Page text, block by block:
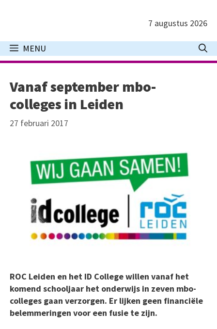
inhoud
7 augustus 2026
MENU
Vanaf september mbo-
colleges in Leiden
27 februari 2017
ROC Leiden en het ID College willen vanaf het
komend schooljaar het onderwijs in zeven mbo-
colleges gaan verzorgen. Er lijken geen financiële
belemmeringen voor een fusie te zijn.